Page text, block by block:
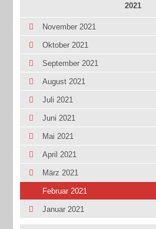
2021
November 2021
Oktober 2021
September 2021
August 2021
Juli 2021
Juni 2021
Mai 2021
April 2021
März 2021
Februar 2021
Januar 2021